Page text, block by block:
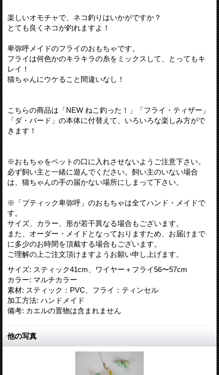
楽しいオモチャで、ネコ釣りはいかがですか？
とても良くネコが釣れますよ！
卑弥呼メイドのフライのおもちゃです。
フライは何色かのキラキラの糸をミックスして、とってもキ
レイ！
猫ちゃんにウケること間違いなし！
こちらの商品は「NEW ねこ釣った！」「フライ・ティザー」
「ダ・バード」の本体に付替えて、いろいろな楽しみ方がで
きます！
※おもちゃをペットの口に入れさせないようご注意下さい。
必ず飼い主と一緒に遊んでください。飼い主のいない場合
は、猫ちゃんの手の届かない場所にしまって下さい。
※「ブティック卑弥呼」のおもちゃは全てハンド・メイドで
す。
サイズ、カラー、形が若干異なる場合もございます。
また、オーダー・メイドとなっておりますため、お届けまで
に多少のお時間を頂戴する場合もございます。
ご理解の上ご注文頂けますようお願い申し上げます。
サイズ: スティック41cm、ワイヤー＋フライ56〜57cm
カラー: マルチカラー
素材: スティック：PVC、フライ：ティンセル
加工方法: ハンドメイド
備考: カエルの置物は含まれません
他の写真